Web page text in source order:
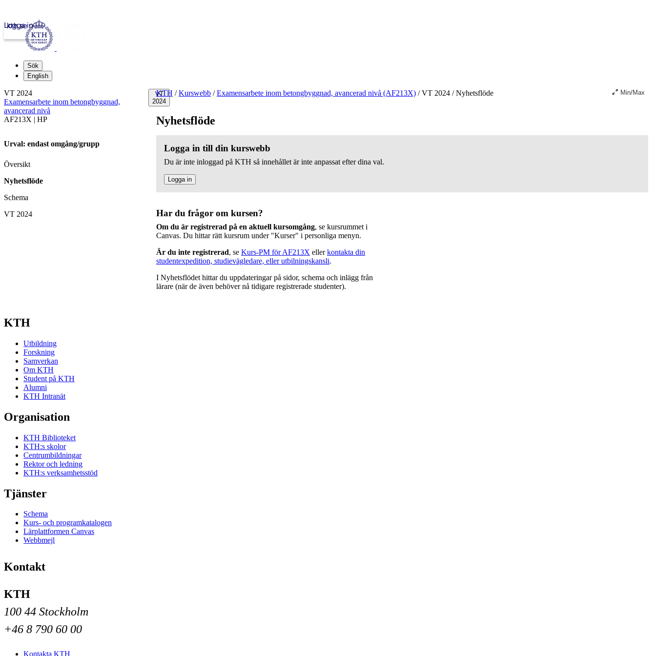
kth.se
Logga in
Sök
English
VT
2024
KTH / Kurswebb / Examensarbete inom betongbyggnad, avancerad nivå (AF213X) /VT 2024 /Nyhetsflöde Min/Max
Nyhetsflöde
Logga in till din kurswebb
Du är inte inloggad på KTH så innehållet är inte anpassat efter dina val.
Logga in
Har du frågor om kursen?
Om du är registrerad på en aktuell kursomgång, se kursrummet i
Canvas. Du hittar rätt kursrum under "Kurser" i personliga menyn.
Är du inte registrerad, se Kurs-PM för AF213X ellerkontakta din
studentexpedition, studievägledare, eller utbilningskansli.
I Nyhetsflödet hittar du uppdateringar på sidor, schema och inlägg från
lärare (när de även behöver nå tidigare registrerade studenter).
VT 2024
Examensarbete inom betongbyggnad,
avancerad nivå
AF213X | HP
Urval: endast omgång/grupp
Översikt
Nyhetsflöde
Schema
VT 2024
KTH
Utbildning
Forskning
Samverkan
Om KTH
Student på KTH
Alumni
KTH Intranät
Organisation
KTH Biblioteket
KTH:s skolor
Centrumbildningar
Rektor och ledning
KTH:s verksamhetsstöd
Tjänster
Schema
Kurs- och programkatalogen
Lärplattformen Canvas
Webbmejl
Kontakt
KTH
100 44 Stockholm
+46 8 790 60 00
Kontakta KTH